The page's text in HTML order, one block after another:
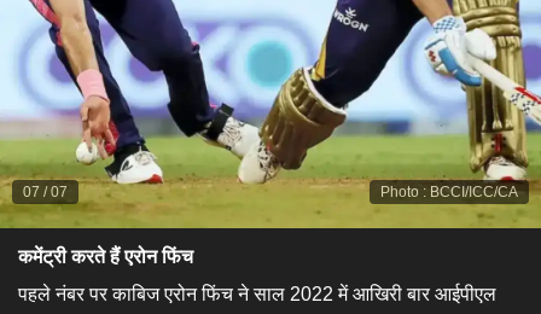
Photo : BCCI/ICC/CA
07 /07
कमेंट्री करते हैं एरोन फिंच
पहले नंबर पर काबिज एरोन फिंच ने साल 2022 में आखिरी बार आईपीएल